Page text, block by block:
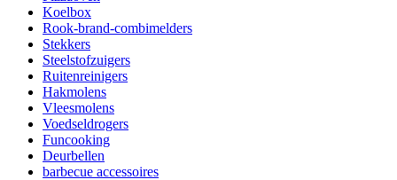
Koelbox
Rook-brand-combimelders
Stekkers
Steelstofzuigers
Ruitenreinigers
Hakmolens
Vleesmolens
Voedseldrogers
Funcooking
Deurbellen
barbecue accessoires